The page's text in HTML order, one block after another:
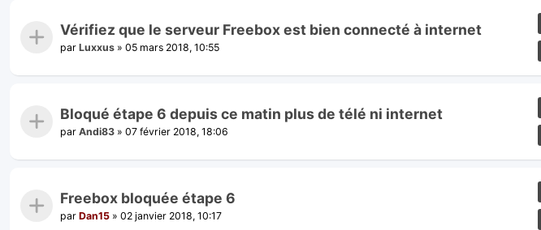
Vérifiez que le serveur Freebox est bien connecté à internet
par Luxxus » 05 mars 2018, 10:55
Bloqué étape 6 depuis ce matin plus de télé ni internet
par Andi83 » 07 février 2018, 18:06
Freebox bloquée étape 6
par Dan15 » 02 janvier 2018, 10:17